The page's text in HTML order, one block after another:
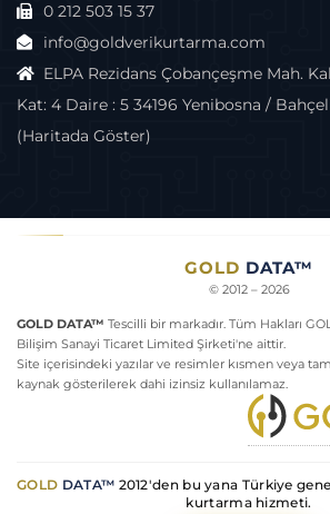
Harici Disk Neden Açılmıyor
0 212 503 15 37
info@goldverikurtarma.com
ELPA Rezidans Çobançeşme Mah.
Kat: 4 Daire : 5 34196 Yenibosna /
(Haritada Göster)
GOLD DATA™
© 2012 – 2026
GOLD DATA™ Tescilli bir markadır. Tüm Hakları
Bilişim Sanayi Ticaret Limited Şirketi'ne aittir.
Site içerisindeki yazılar ve resimler kısmen veya
kaynak gösterilerek dahi izinsiz kullanılamaz.
GOLD DATA™ 2012'den bu yana Türkiye
kurtarma hizmeti.